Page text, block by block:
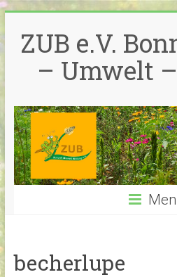
Inhalt
springen
ZUB e.V.
– Umwelt
becherlupe